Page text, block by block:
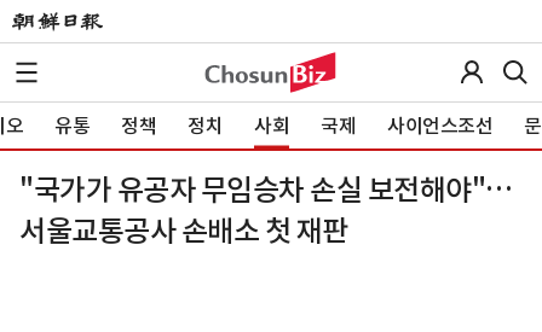
오 유통 정책 정치 사회 국제 사이언스조선
"국가가 유공자 무임승차 손실 보전해야"…
서울교통공사 손배소 첫 재판